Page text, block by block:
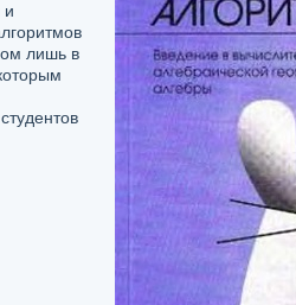
и
лишь в